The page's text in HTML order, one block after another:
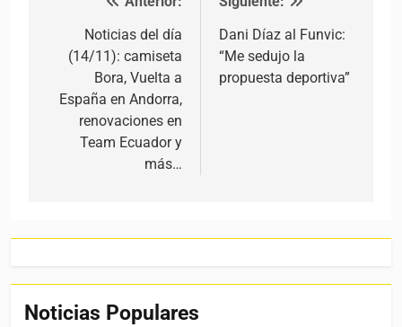
Navegación de entradas
Noticias del día
(14/11): camiseta
Bora, Vuelta a
España en Andorra,
renovaciones en
Team Ecuador y
más…
Dani Díaz al Funvic:
“Me sedujo la
propuesta deportiva”
Noticias Populares